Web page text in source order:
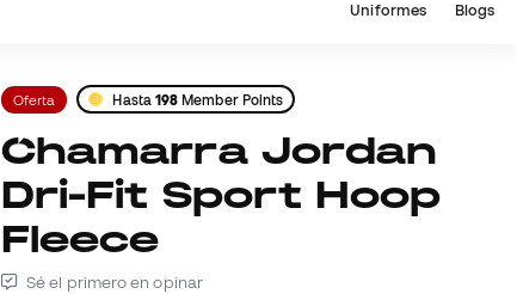
Uniformes Blogs
Oferta Hasta 198 Member Points
Chamarra Jordan
Dri-Fit Sport Hoop
Fleece
Sé el primero en opinar